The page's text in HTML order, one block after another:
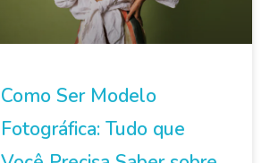
Como Ser Modelo
Fotográfica: Tudo que